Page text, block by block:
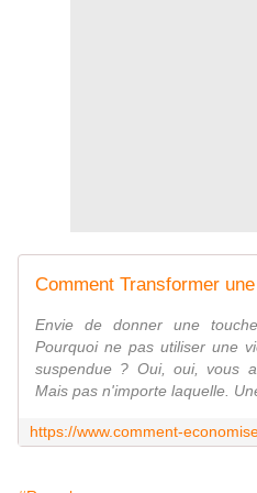
Envie de donner une
Pourquoi ne pas utiliser une
suspendue ? Oui, oui, vous
Mais pas n'importe laquelle.